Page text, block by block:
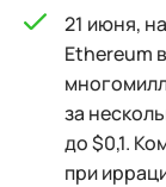
21 июня,
Ethereum
за
до $0,1.
при